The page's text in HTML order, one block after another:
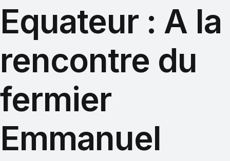
Equateur : A la
rencontre du
fermier
Emmanuel